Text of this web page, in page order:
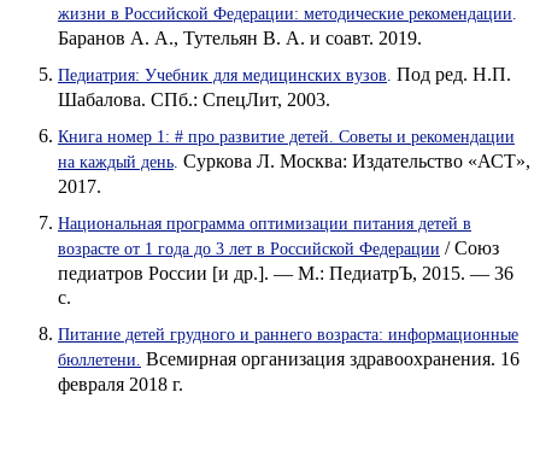
жизни в Российской Федерации: методические рекомендации.
Баранов А. А., Тутельян В. А. и соавт. 2019.
Педиатрия: Учебник для медицинских вузов. Под ред. Н.П.
Шабалова. СПб.: СпецЛит, 2003.
Книга номер 1: # про развитие детей. Советы и рекомендации
на каждый день. Суркова Л. Москва: Издательство «АСТ»,
2017.
Национальная программа оптимизации питания детей в
возрасте от 1 года до 3 лет в Российской Федерации / Союз
педиатров России [и др.]. — М.: ПедиатрЪ, 2015. — 36
с.
Питание детей грудного и раннего возраста: информационные
бюллетени. Всемирная организация здравоохранения. 16
февраля 2018 г.